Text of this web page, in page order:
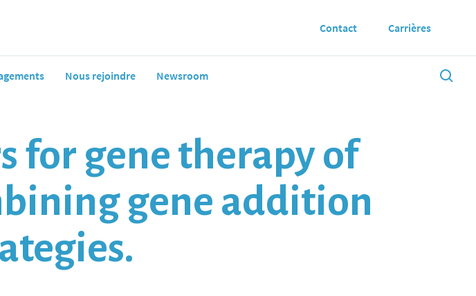
Nous rejoindre Newsroom
Contact Carrières
for gene therapy of
gene addition